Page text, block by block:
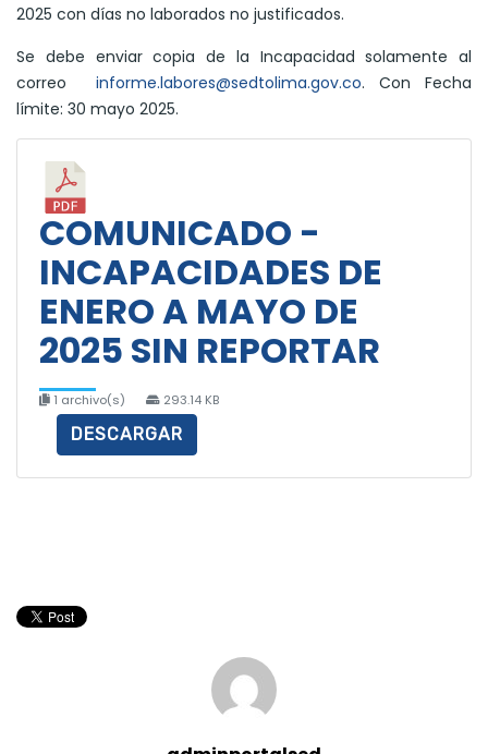
2025 con días no laborados no justificados.
Se debe enviar copia de la Incapacidad solamente al
correo informe.labores@sedtolima.gov.co. Con Fecha
límite: 30 mayo 2025.
COMUNICADO -
INCAPACIDADES DE
ENERO A MAYO DE
2025 SIN REPORTAR
1 archivo(s) 293.14 KB
DESCARGAR